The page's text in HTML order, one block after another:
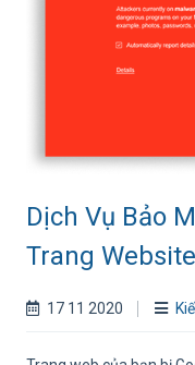
Dịch Vụ Bảo
Trang
17 11 2020